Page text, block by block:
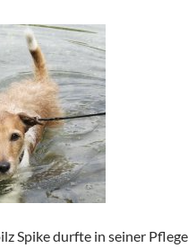
Spike durfte in seiner